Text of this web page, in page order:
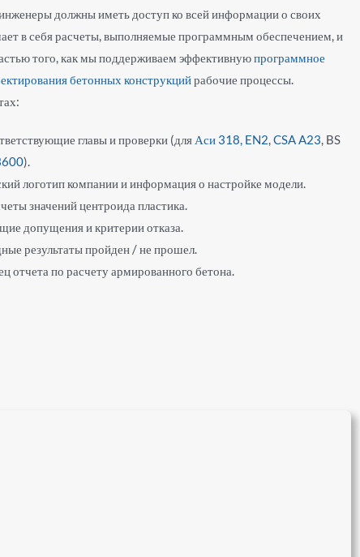
должны иметь доступ ко всей информации о своих
в себя расчеты, выполняемые программным обеспечением, и
того, как мы поддерживаем эффективнуюпрограммное
бетонных конструкцийрабочие процессы.
главы и проверки (для Аси 318, EN2,CSA A23, BS
).
логотип компании и информация о настройке модели.
значений центроида пластика.
допущения и критерии отказа.
результаты пройден / не прошел.
отчета по расчету армированного бетона.